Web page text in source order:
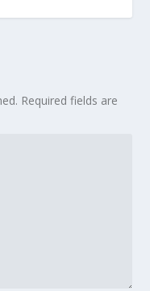
Required fields are